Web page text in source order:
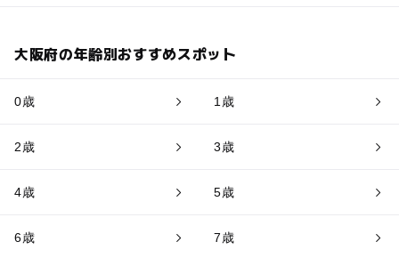
大阪府の年齢別おすすめスポット
0歳 1歳
2歳 3歳
4歳 5歳
6歳 7歳